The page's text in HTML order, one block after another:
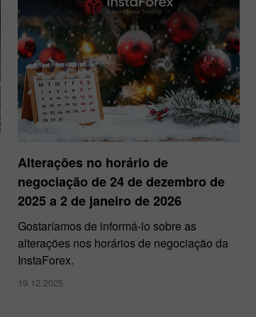
Alterações no horário de
negociação de 24 de dezembro de
2025 a 2 de janeiro de 2026
Gostaríamos de informá-lo sobre as
alterações nos horários de negociação da
InstaForex.
19.12.2025